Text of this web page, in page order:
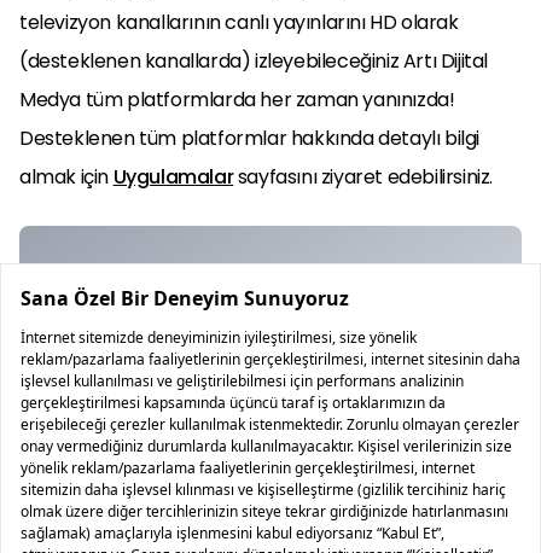
televizyon kanallarının canlı yayınlarını HD olarak
(desteklenen kanallarda) izleyebileceğiniz Artı Dijital
Medya tüm platformlarda her zaman yanınızda!
Desteklenen tüm platformlar hakkında detaylı bilgi
almak için Uygulamalarsayfasını ziyaret edebilirsiniz.
Artı Dijital Medya Tüm
Platformlarda!
50'yi aşkın yerel TV yayınlarını HD olarak canlı
izleyebileceğiniz Artı Dijital Medya tüm platformlarda
her zaman yanınızda!